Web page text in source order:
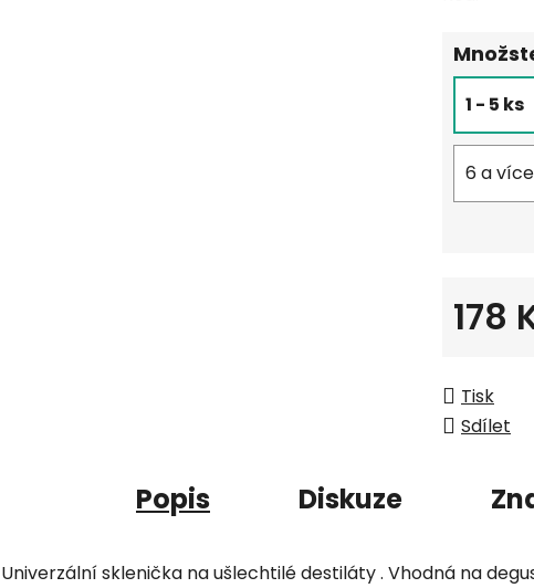
1 - 5 ks
6 a
178
Tisk
Sdílet
Popis Diskuze
Univerzální sklenička na ušlechtilé destiláty . Vhodná na